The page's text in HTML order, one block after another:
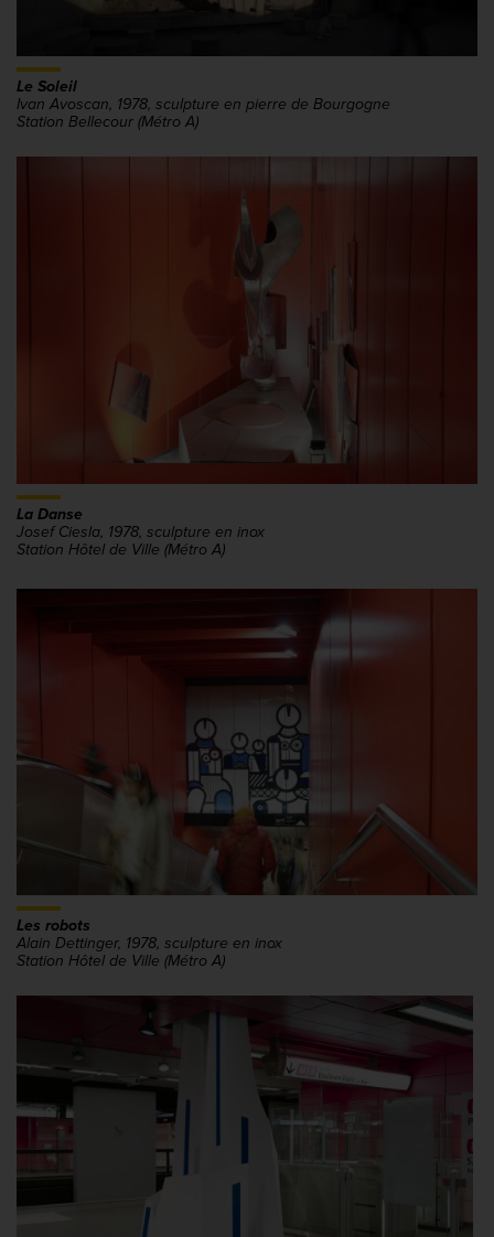
Le Soleil
Ivan Avoscan, 1978, sculpture en pierre de Bourgogne
Station Bellecour (Métro A)
La Danse
Josef Ciesla, 1978, sculpture en inox
Station Hôtel de Ville (Métro A)
Les robots
Alain Dettinger, 1978, sculpture en inox
Station Hôtel de Ville (Métro A)